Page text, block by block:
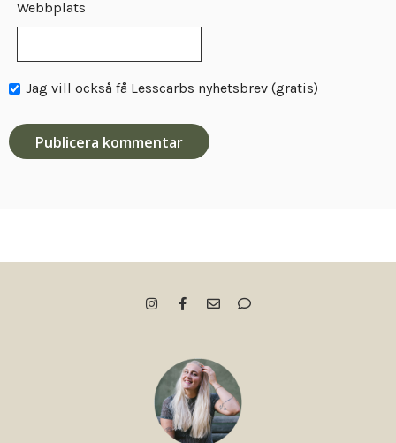
Webbplats
Jag vill också få Lesscarbs nyhetsbrev (gratis)